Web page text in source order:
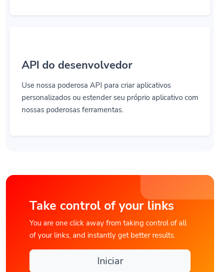
API do desenvolvedor
Use nossa poderosa API para criar aplicativos
personalizados ou estender seu próprio aplicativo com
nossas poderosas ferramentas.
Take control of your links
You are one click away from taking control of all
of your links, and instantly get better results.
Iniciar